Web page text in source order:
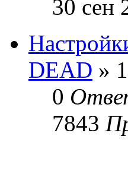
30 сен
DEAD »
0
7843